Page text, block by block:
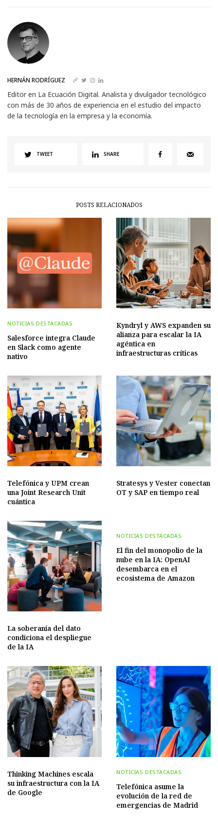
HERNÁN RODRÍGUEZ
Editor en La Ecuación Digital. Analista y divulgador tecnológico
con más de 30 años de experiencia en el estudio del impacto
de la tecnología en la empresa y la economía.
TWEET SHARE
POSTS RELACIONADOS
NOTICIAS DESTACADAS
Salesforce integra Claude
en Slack como agente
nativo
Kyndryl y AWS expanden su
alianza para escalar la IA
agéntica en
infraestructuras críticas
Telefónica y UPM crean
una Joint Research Unit
cuántica
Stratesys y Vester conectan
OT y SAP en tiempo real
La soberanía del dato
condiciona el despliegue
de la IA
NOTICIAS DESTACADAS
El fin del monopolio de la
nube en la IA: OpenAI
desembarca en el
ecosistema de Amazon
Thinking Machines escala
su infraestructura con la IA
de Google
NOTICIAS DESTACADAS
Telefónica asume la
evolución de la red de
emergencias de Madrid